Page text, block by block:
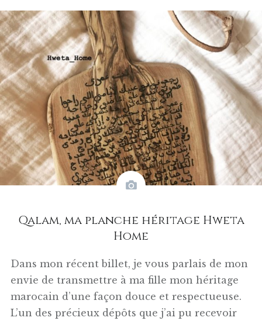
Qalam, ma planche héritage Hweta
Home
Dans mon récent billet, je vous parlais de mon
envie de transmettre à ma fille mon héritage
marocain d’une façon douce et respectueuse.
L’un des précieux dépôts que j’ai pu recevoir